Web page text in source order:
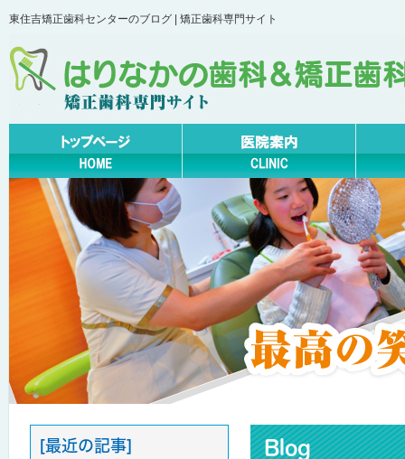
東住吉矯正歯科センターのブログ | 矯正歯科専門サイト
Blog
[最近の記事]